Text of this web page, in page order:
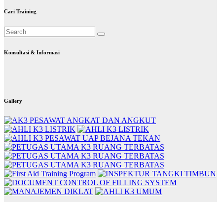
Cari Training
Konsultasi & Informasi
Gallery